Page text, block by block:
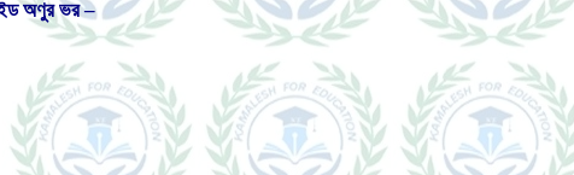
অণুর ভর –